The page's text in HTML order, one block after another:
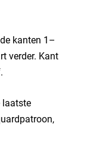
kanten 1–
verder. Kant
laatste